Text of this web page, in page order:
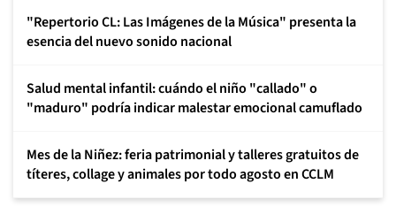
"Repertorio CL: Las Imágenes de la Música" presenta la
esencia del nuevo sonido nacional
Salud mental infantil: cuándo el niño "callado" o
"maduro" podría indicar malestar emocional camuflado
Mes de la Niñez: feria patrimonial y talleres gratuitos de
títeres, collage y animales por todo agosto en CCLM